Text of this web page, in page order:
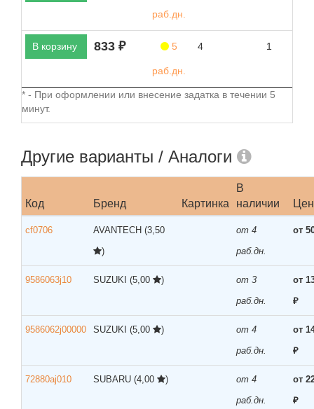
раб.дн.
В корзину 833 ₽ 5
раб.дн.
4 1
* - При оформлении или внесение задатка в течении 5
минут.
Другие варианты / Аналоги
Код Бренд Картинка
В
наличии
cf0706 AVANTECH (3,50
)
от 4
раб.дн.
от
9586063j10 SUZUKI (5,00 )
от 3
раб.дн.
от
₽
9586062j00000 SUZUKI (5,00 )
от 4
раб.дн.
от
₽
72880aj010 SUBARU (4,00 )
от 4
раб.дн.
от
₽